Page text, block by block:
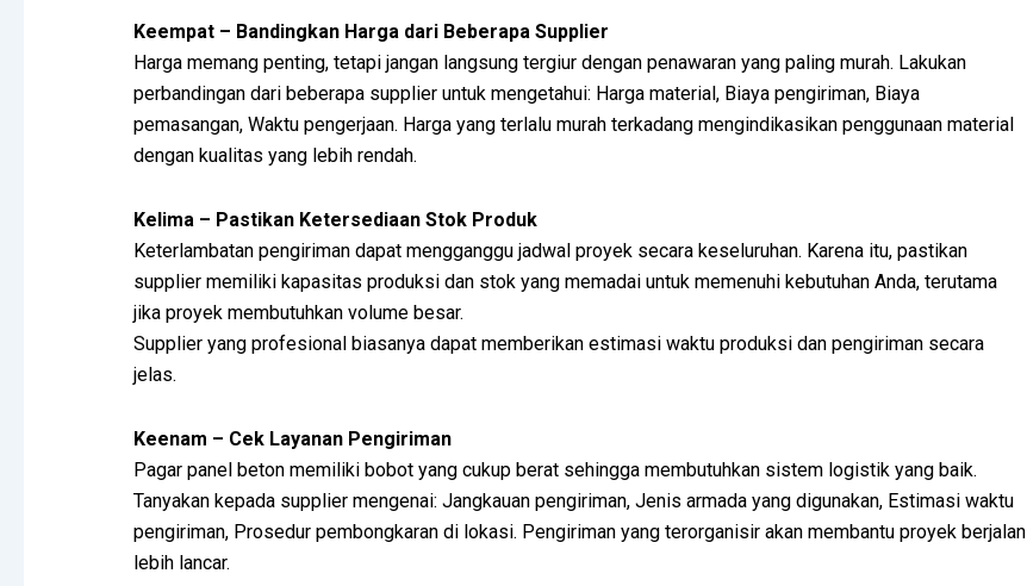
Keempat – Bandingkan Harga dari Beberapa Supplier
Harga memang penting, tetapi jangan langsung tergiur dengan penawaran yang paling murah. Lakukan
perbandingan dari beberapa supplier untuk mengetahui: Harga material, Biaya pengiriman, Biaya
pemasangan, Waktu pengerjaan. Harga yang terlalu murah terkadang mengindikasikan penggunaan material
dengan kualitas yang lebih rendah.
Kelima – Pastikan Ketersediaan Stok Produk
Keterlambatan pengiriman dapat mengganggu jadwal proyek secara keseluruhan. Karena itu, pastikan
supplier memiliki kapasitas produksi dan stok yang memadai untuk memenuhi kebutuhan Anda, terutama
jika proyek membutuhkan volume besar.
Supplier yang profesional biasanya dapat memberikan estimasi waktu produksi dan pengiriman secara
jelas.
Keenam – Cek Layanan Pengiriman
Pagar panel beton memiliki bobot yang cukup berat sehingga membutuhkan sistem logistik yang baik.
Tanyakan kepada supplier mengenai: Jangkauan pengiriman, Jenis armada yang digunakan, Estimasi waktu
pengiriman, Prosedur pembongkaran di lokasi. Pengiriman yang terorganisir akan membantu proyek berjalan
lebih lancar.